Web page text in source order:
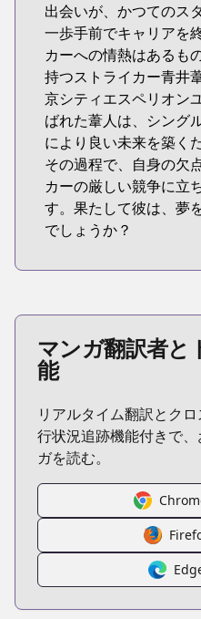
出会いが、かつてのス
一歩手前でキャリアを
カーへの情熱はあるも
持つストライカー青井
京シティエスペリオン
ばれた葦人は、シング
により良い未来を築く
その過程で、自身の欠
カーの厳しい競争に立
す。果たして彼は、夢
でしょうか？
マンガ翻訳者と
能
リアルタイム翻訳とク
行状況追跡機能付きで
ガを読む。